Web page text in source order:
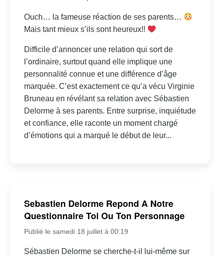
Ouch… la fameuse réaction de ses parents…
Mais tant mieux s’ils sont heureux!!
Difficile d’annoncer une relation qui sort de
l’ordinaire, surtout quand elle implique une
personnalité connue et une différence d’âge
marquée. C’est exactement ce qu’a vécu Virginie
Bruneau en révélant sa relation avec Sébastien
Delorme à ses parents. Entre surprise, inquiétude
et confiance, elle raconte un moment chargé
d’émotions qui a marqué le début de leur...
Sebastien Delorme Repond A Notre
Questionnaire Toi Ou Ton Personnage
Publié le samedi 18 juillet à 00:19
Sébastien Delorme se cherche-t-il lui-même sur